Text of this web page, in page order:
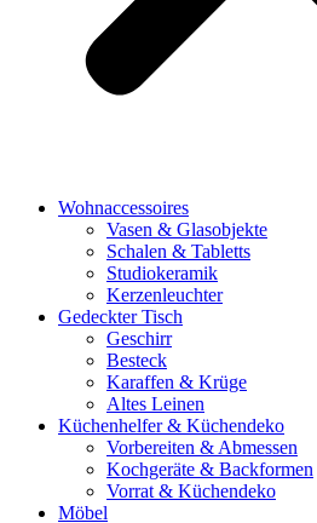
Wohnaccessoires
Vasen & Glasobjekte
Schalen & Tabletts
Studiokeramik
Kerzenleuchter
Gedeckter Tisch
Geschirr
Besteck
Karaffen & Krüge
Altes Leinen
Küchenhelfer & Küchendeko
Vorbereiten & Abmessen
Kochgeräte & Backformen
Vorrat & Küchendeko
Möbel